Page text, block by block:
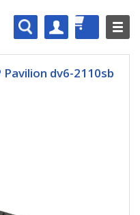
dv6-2110sb